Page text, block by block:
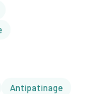
Antipatinage